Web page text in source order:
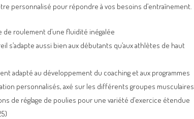
personnalisé pour répondre à vos besoins d’entraînement.
de roulement d’une fluidité inégalée
s’adapte aussi bien aux débutants qu’aux athlètes de haut
adapté au développement du coaching et aux programmes
personnalisés, axé sur les différents groupes musculaires
de réglage de poulies pour une variété d’exercice étendue